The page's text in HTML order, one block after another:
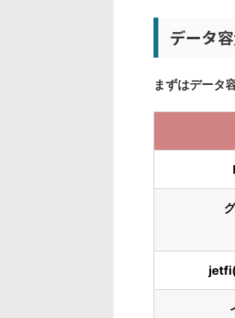
データ
まずはデータ